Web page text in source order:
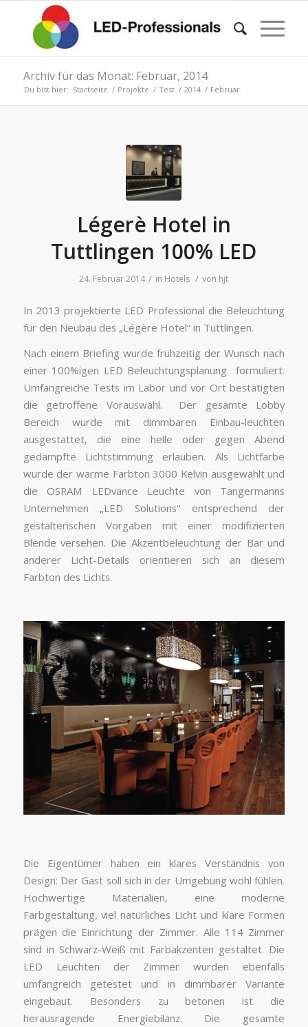
Archiv für das Monat: Februar, 2014
Du bist hier: Startseite / Projekte / Test / 2014 / Februar
Légerè Hotel in
Tuttlingen 100% LED
24. Februar 2014 / in Hotels / von hjt
In 2013 projektierte LED Professional die Beleuchtung
für den Neubau des „Légère Hotel“ in Tuttlingen.
Nach einem Briefing wurde frühzeitig der Wunsch nach
einer 100%igen LED Beleuchtungsplanung formuliert.
Umfangreiche Tests im Labor und vor Ort bestätigten
die getroffene Vorauswahl. Der gesamte Lobby
Bereich wurde mit dimmbaren Einbau-leuchten
ausgestattet, die eine helle oder gegen Abend
gedämpfte Lichtstimmung erlauben. Als Lichtfarbe
wurde der warme Farbton 3000 Kelvin ausgewählt und
die OSRAM LEDvance Leuchte von Tangermanns
Unternehmen „LED Solutions“ entsprechend der
gestalterischen Vorgaben mit einer modifizierten
Blende versehen. Die Akzentbeleuchtung der Bar und
anderer Licht-Details orientieren sich an diesem
Farbton des Lichts.
Die Eigentümer haben ein klares Verständnis von
Design: Der Gast soll sich in der Umgebung wohl fühlen.
Hochwertige Materialien, eine moderne
Farbgestaltung, viel natürliches Licht und klare Formen
prägen die Einrichtung der Zimmer. Alle 114 Zimmer
sind in Schwarz-Weiß mit Farbakzenten gestaltet. Die
LED Leuchten der Zimmer wurden ebenfalls
umfangreich getestet und in dimmbarer Variante
eingebaut. Besonders zu betonen ist die
herausragende Energiebilanz. Die gesamte